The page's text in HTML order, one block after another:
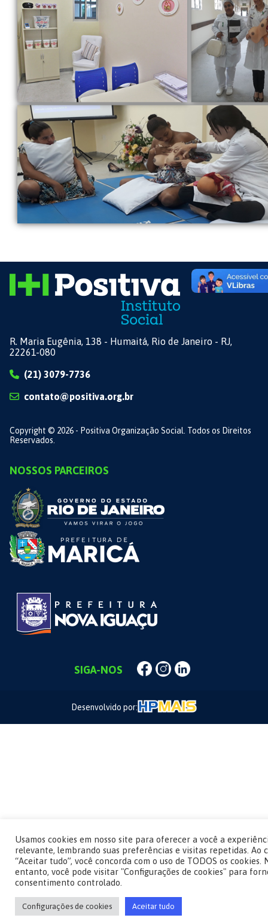
R. Maria Eugênia, 138 - Humaitá, Rio de Janeiro - RJ,
22261-080
(21) 3079-7736
contato@positiva.org.br
Copyright © 2026 - Positiva Organização Social. Todos os Direitos
Reservados.
NOSSOS PARCEIROS
SIGA-NOS
Desenvolvido por:
Usamos cookies em nosso site para oferecer a você a
relevante, lembrando suas preferências e visitas repetidas. Ao
“Aceitar tudo”, você concorda com o uso de TODOS os cookies.
entanto, você pode visitar "Configurações de cookies" para
consentimento controlado.
Configurações de cookies Aceitar tudo